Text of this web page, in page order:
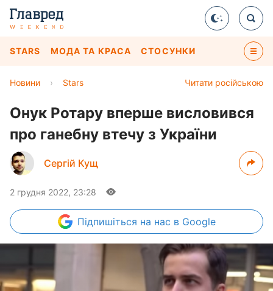
STARS МОДА ТА КРАСА СТОСУНКИ
Читати російською
Новини › Stars
Онук Ротару вперше висловився
про ганебну втечу з України
Сергій Кущ
2 грудня 2022, 23:28
Підпишіться на нас в Google